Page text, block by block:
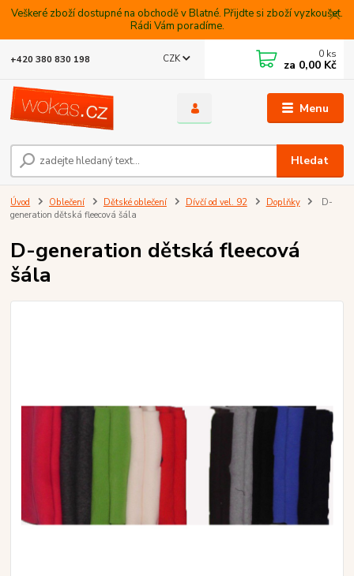
Veškeré zboží dostupné na obchodě v Blatné. Přijdte si zboží vyzkoušet.
Rádi Vám poradíme.
Menu
CZK
Hledat
+420 380 830 198 0 ks
za 0,00 Kč
Úvod Oblečení Dětské oblečení Dívčí od vel. 92 Doplňky
D-
generation dětská fleecová šála
D-generation dětská fleecová
šála